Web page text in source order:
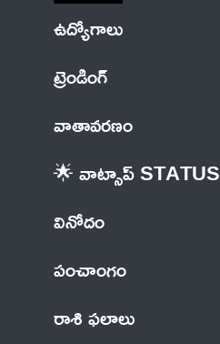
ఉద్యోగాలు
ట్రెండింగ్
వాతావరణం
🌟 వాట్సాప్ STATUS
వినోదం
పంచాంగం
రాశి ఫలాలు